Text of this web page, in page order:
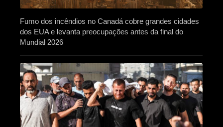
Fumo dos incêndios no Canadá cobre grandes cidades
dos EUA e levanta preocupações antes da final do
Mundial 2026